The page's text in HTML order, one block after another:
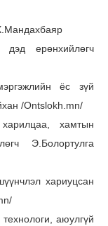
ерөнхийлөгч
ёс зүй
/Ontslokh.mn/
хамтын
Э.Болортулга
хариуцсан
аюулгүй